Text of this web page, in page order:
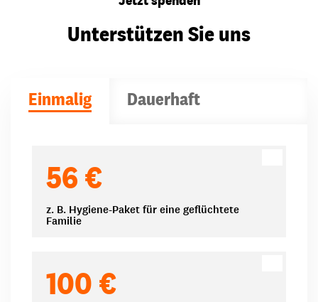
Unterstützen Sie uns
Einmalig Dauerhaft
56 €
z. B. Hygiene-Paket für eine geflüchtete
Familie
100 €